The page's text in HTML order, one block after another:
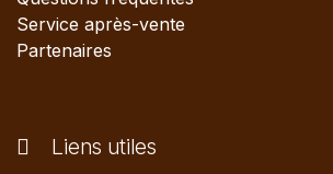
Service après-vente
Partenaires
Liens utiles